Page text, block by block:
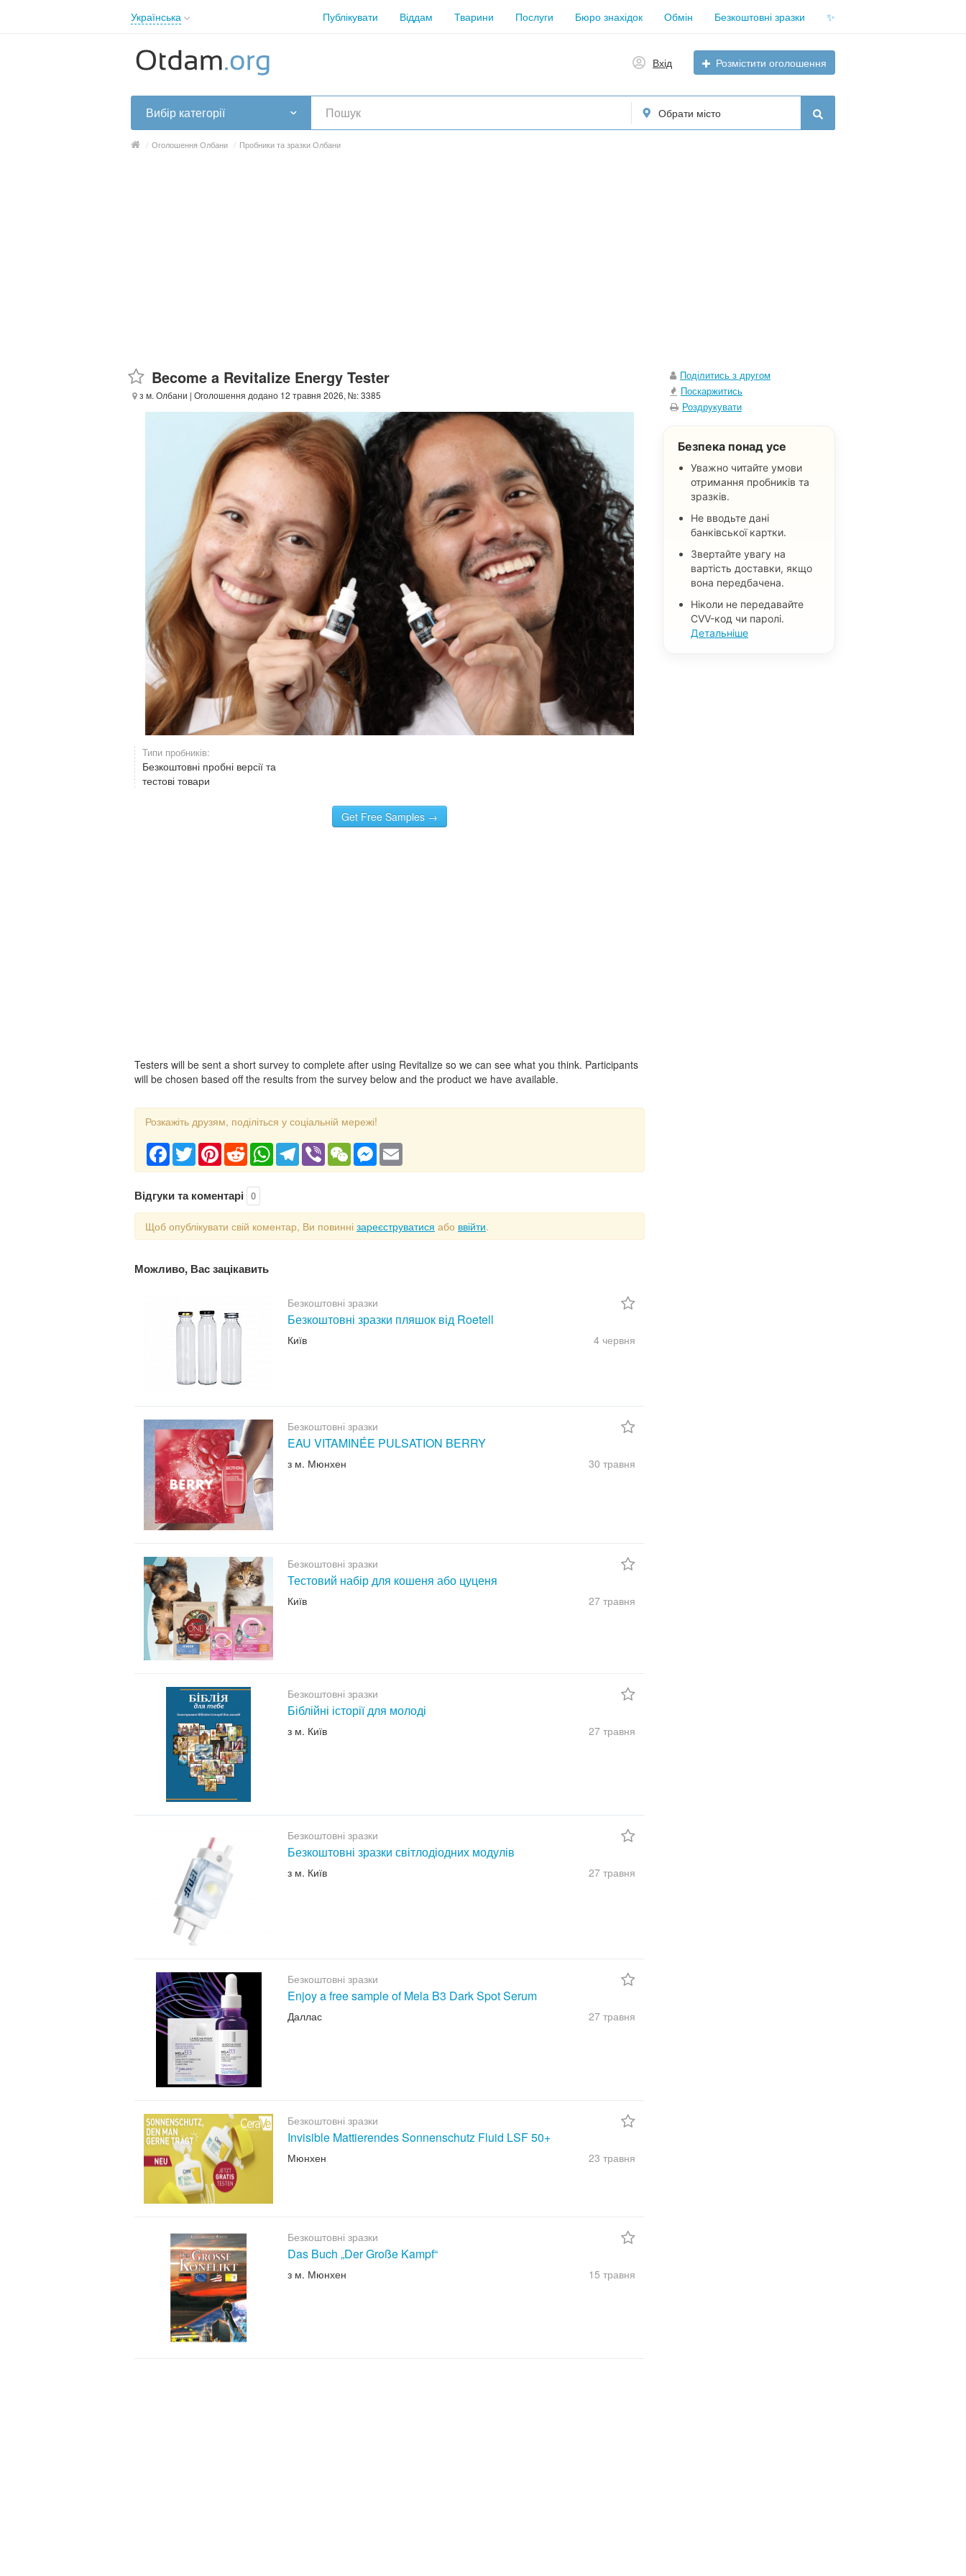
Українська
English
Русский
Українська
Публікувати Віддам Тварини Послуги Бюро знахідок Обмін Безкоштовні зразки ✨
Вхід Розмістити оголошення
Вибір категорії Обрати місто
/ Оголошення Олбани / Пробники та зразки Олбани
Become a Revitalize Energy Tester
з м. Олбани | Оголошення додано 12 травня 2026, №: 3385
Типи пробників:
Безкоштовні пробні версії та
тестові товари
Get Free Samples →
Testers will be sent a short survey to complete after using Revitalize so we can see what you think. Participants
will be chosen based off the results from the survey below and the product we have available.
Розкажіть друзям, поділіться у соціальній мережі!
Facebook
TwitterPinterestRedditWhatsAppTelegram
Viber WeChatMessenger
Відгуки та коментарі 0
Щоб опублікувати свій коментар, Ви повинні зареєструватися або ввійти.
Можливо, Вас зацікавить
Безкоштовні зразки
Безкоштовні зразки пляшок від Roetell
Київ 4 червня
Безкоштовні зразки
EAU VITAMINÉE PULSATION BERRY
з м. Мюнхен 30 травня
Безкоштовні зразки
Тестовий набір для кошеня або цуценя
Київ 27 травня
Безкоштовні зразки
Біблійні історії для молоді
з м. Київ 27 травня
Безкоштовні зразки
Безкоштовні зразки світлодіодних модулів
з м. Київ 27 травня
Безкоштовні зразки
Enjoy a free sample of Mela B3 Dark Spot Serum
Даллас 27 травня
Безкоштовні зразки
Invisible Mattierendes Sonnenschutz Fluid LSF 50+
Мюнхен 23 травня
Безкоштовні зразки
Das Buch „Der Große Kampf“
з м. Мюнхен 15 травня
Поділитись з другом
Поскаржитись
Роздрукувати
Безпека понад усе
Уважно читайте умови
отримання пробників та
зразків.
Не вводьте дані
банківської картки.
Звертайте увагу на
вартість доставки, якщо
вона передбачена.
Ніколи не передавайте
CVV-код чи паролі.
Детальніше